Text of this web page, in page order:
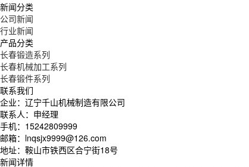
新闻分类
公司新闻
行业新闻
产品分类
长春锻造系列
长春机械加工系列
长春锻件系列
联系我们
企业：辽宁千山机械制造有限公司
联系人：申经理
手机：15242809999
邮箱：lnqsjx9999@126.com
地址：鞍山市铁西区合宁街18号
新闻详情